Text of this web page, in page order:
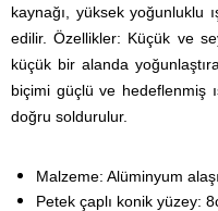
kaynağı, yüksek yoğunluklu
edilir.Özellikler: Küçük ve
küçük bir alanda
biçimi güçlü ve hedeflenmiş
doğru soldurulur.
Malzeme: Alüminyum
Petek çaplı konik yüzey: